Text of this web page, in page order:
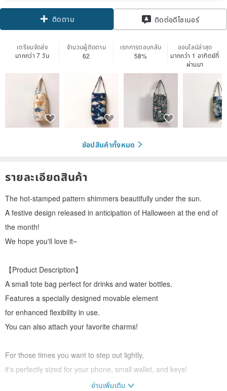
ติดตาม ติดต่อดีไซเนอร์
เตรียมจัดส่ง
มากกว่า 7 วัน
จำนวนผู้ติดตาม
62
เรทการตอบกลับ
58%
ออนไลน์ล่าสุด
มากกว่า 1 อาทิตย์ที่
ผ่านมา
ช้อปสินค้าทั้งหมด
รายละเอียดสินค้า
The hot-stamped pattern shimmers beautifully under the sun.
A festive design released in anticipation of Halloween at the end of
the month!
We hope you'll love it~
【Product Description】
A small tote bag perfect for drinks and water bottles.
Features a specially designed movable element
for enhanced flexibility in use.
You can also attach your favorite charms!
For those times you want to step out lightly,
it's perfectly sized for your phone, small wallet, and keys!
อ่านเพิ่มเติม